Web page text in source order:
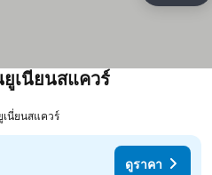
ยูเนียนสแควร์
เนี่ยนสแควร์
ดูราคา